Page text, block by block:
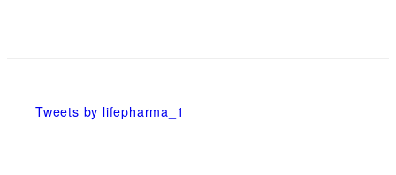
Tweets by lifepharma_1